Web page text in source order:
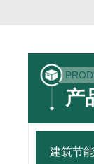
产
建筑节